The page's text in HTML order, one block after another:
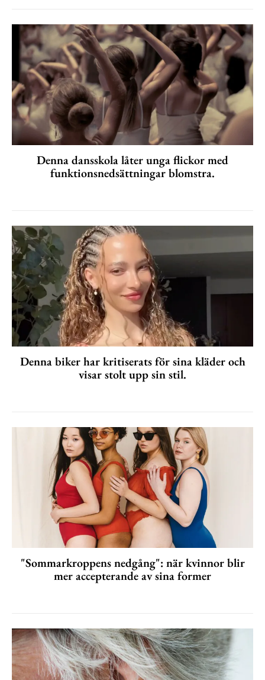
Denna dansskola låter unga flickor med
funktionsnedsättningar blomstra.
Denna biker har kritiserats för sina kläder och
visar stolt upp sin stil.
"Sommarkroppens nedgång": när kvinnor blir
mer accepterande av sina former